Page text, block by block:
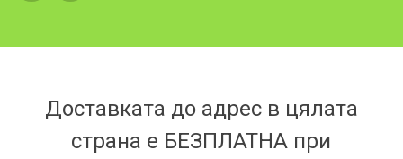
Доставката до адрес в цялата
страна е БЕЗПЛАТНА при